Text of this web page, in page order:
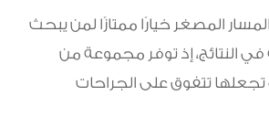
المصغر خيارًا ممتازًا لمن يبحث
في النتائج، إذ توفر مجموعة من
تجعلها تتفوق على الجراحات